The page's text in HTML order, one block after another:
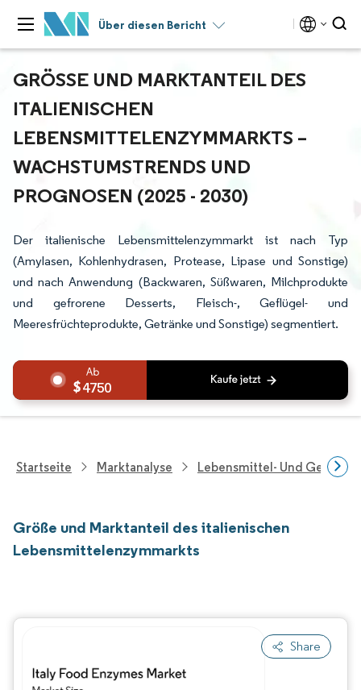
Über diesen Bericht
GRÖSSE UND MARKTANTEIL DES I
TALIENISCHEN L
EBENSMITTELENZYMMARKTS – W
ACHSTUMSTRENDS UND P
ROGNOSEN (2025 - 2030)
Der italienische Lebensmittelenzymmarkt ist nach Typ
(Amylasen, Kohlenhydrasen, Protease, Lipase und Sonstige)
und nach Anwendung (Backwaren, Süßwaren, Milchprodukte
und gefrorene Desserts, Fleisch-, Geflügel- und
Meeresfrüchteprodukte, Getränke und Sonstige) segmentiert.
4750
Startseite Marktanalyse Lebensmittel- Und
Größe und Marktanteil des italienischen
Lebensmittelenzymmarkts
Share